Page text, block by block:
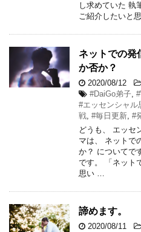
し求めていた 執
ご紹介したいと
ネットでの発
か否か？
2020/08/12
#DaiGo弟子,
#エッセンシャル
戦, #毎日更新, #
どうも、 エッセ
マは、 ネットで
か？ についてで
です。 「ネット
思い …
諦めます。
2020/08/11